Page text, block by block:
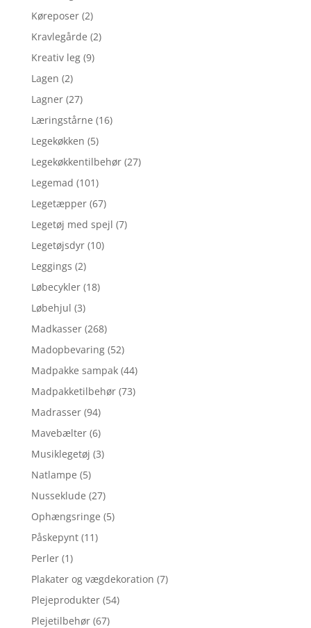
Køreposer (2)
Kravlegårde (2)
Kreativ leg (9)
Lagen (2)
Lagner (27)
Læringstårne (16)
Legekøkken (5)
Legekøkkentilbehør (27)
Legemad (101)
Legetæpper (67)
Legetøj med spejl (7)
Legetøjsdyr (10)
Leggings (2)
Løbecykler (18)
Løbehjul (3)
Madkasser (268)
Madopbevaring (52)
Madpakke sampak (44)
Madpakketilbehør (73)
Madrasser (94)
Mavebælter (6)
Musiklegetøj (3)
Natlampe (5)
Nusseklude (27)
Ophængsringe (5)
Påskepynt (11)
Perler (1)
Plakater og vægdekoration (7)
Plejeprodukter (54)
Plejetilbehør (67)